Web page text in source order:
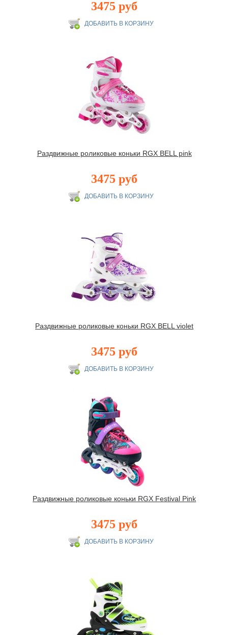
3475 руб
Раздвижные роликовые коньки RGX BELL pink
3475 руб
Раздвижные роликовые коньки RGX BELL violet
3475 руб
Раздвижные роликовые коньки RGX Festival Pink
3475 руб